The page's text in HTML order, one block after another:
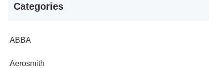
Categories
ABBA
Aerosmith